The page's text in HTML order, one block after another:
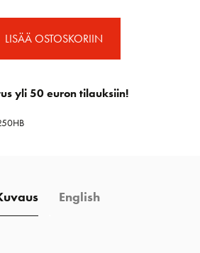
LISÄÄ OSTOSKORIIN
yli 50 euron tilauksiin!
English